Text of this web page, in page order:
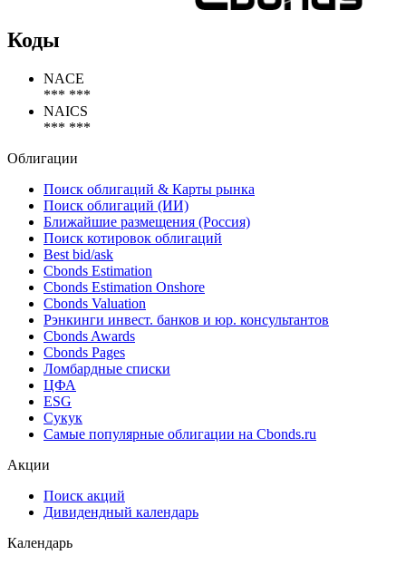
Коды
NACE
*** ***
NAICS
*** ***
Облигации
Поиск облигаций & Карты рынка
Поиск облигаций (ИИ)
Ближайшие размещения (Россия)
Поиск котировок облигаций
Best bid/ask
Cbonds Estimation
Cbonds Estimation Onshore
Cbonds Valuation
Рэнкинги инвест. банков и юр. консультантов
Cbonds Awards
Cbonds Pages
Ломбардные списки
ЦФА
ESG
Сукук
Самые популярные облигации на Cbonds.ru
Акции
Поиск акций
Дивидендный календарь
Календарь